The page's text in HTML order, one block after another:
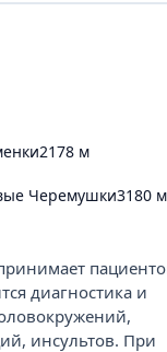
2178 м
Черемушки3180 м
диагностика и
инсультов. При